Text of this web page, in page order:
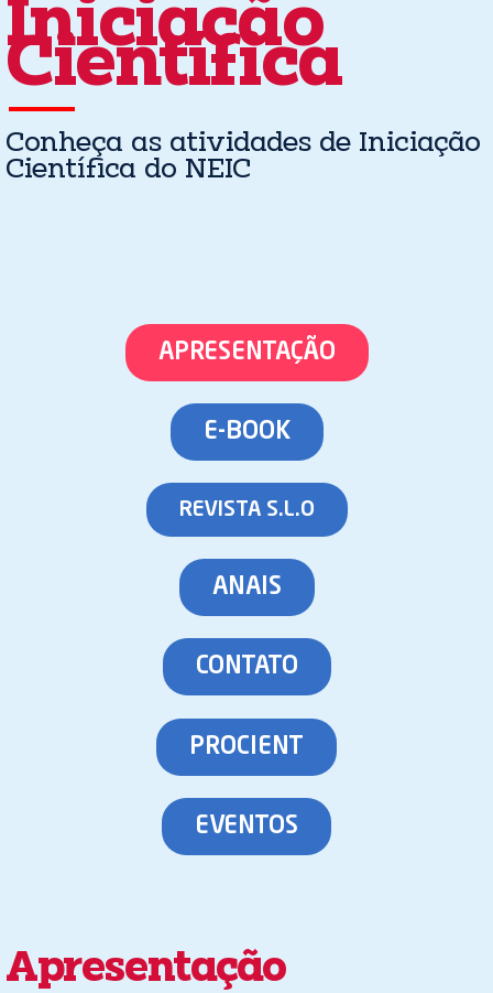
Iniciação
Científica
Conheça as atividades de Iniciação
Científica do NEIC
APRESENTAÇÃO
E-BOOK
REVISTA S.L.O
ANAIS
CONTATO
PROCIENT
EVENTOS
Apresentação